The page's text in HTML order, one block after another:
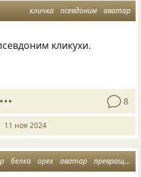
кличка псевдоним аватар
кликухи.
8
11 ноя 2024
белка орех аватар превращение